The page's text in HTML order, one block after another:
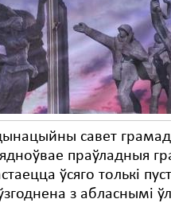
савет
праўладныя
ўсяго толькі
з абласнымі